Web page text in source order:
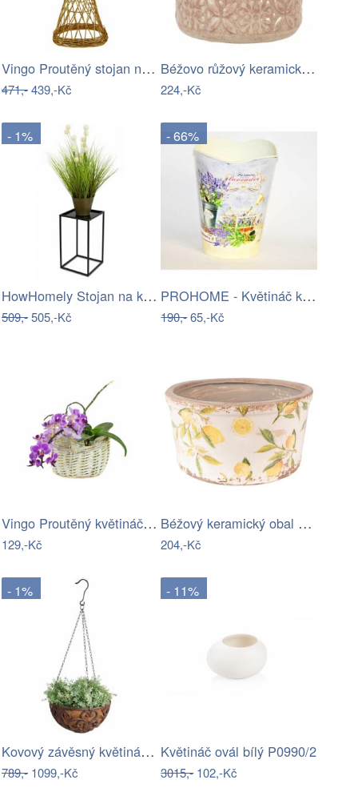
Vingo Proutěný stojan na květiny…
471,-439,-Kč
Béžovo růžový keramický květináč se…
224,-Kč
- 1%
HowHomely Stojan na květiny 40 cm černý
509,-505,-Kč
- 66%
PROHOME - Květináč kulatý vysoký…
190,-65,-Kč
Vingo Proutěný květináč košíček s…
129,-Kč
Béžový keramický obal na květináč s…
204,-Kč
- 1%
Kovový závěsný květináč ø 30 cm –…
789,- 1099,-Kč
- 11%
Květináč ovál bílý P0990/2
3015,-102,-Kč